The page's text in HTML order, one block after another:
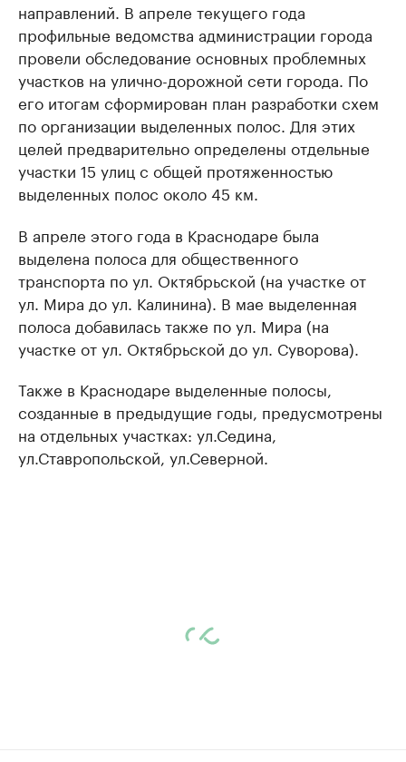
направлений. В апреле текущего года
профильные ведомства администрации города
провели обследование основных проблемных
участков на улично-дорожной сети города. По
его итогам сформирован план разработки схем
по организации выделенных полос. Для этих
целей предварительно определены отдельные
участки 15 улиц с общей протяженностью
выделенных полос около 45 км.
В апреле этого года в Краснодаре была
выделена полоса для общественного
транспорта по ул. Октябрьской (на участке от
ул. Мира до ул. Калинина). В мае выделенная
полоса добавилась также по ул. Мира (на
участке от ул. Октябрьской до ул. Суворова).
Также в Краснодаре выделенные полосы,
созданные в предыдущие годы, предусмотрены
на отдельных участках: ул.Седина,
ул.Ставропольской, ул.Северной.